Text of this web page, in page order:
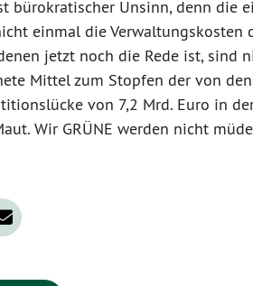
bürokratischer Unsinn, denn die
einmal die Verwaltungskosten
jetzt noch die Rede ist, sind
Mittel zum Stopfen der von
von 7,2 Mrd. Euro in
Wir GRÜNE werden nicht